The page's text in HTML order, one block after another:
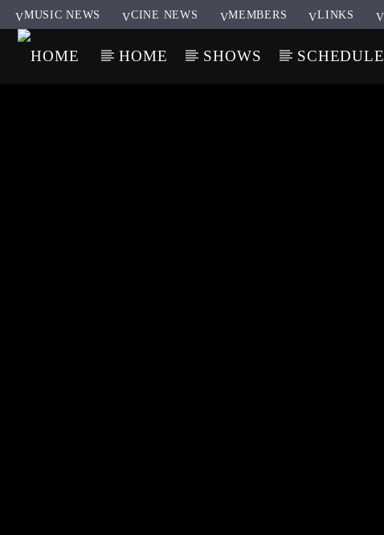
MUSIC NEWS CINE NEWS MEMBERS LINKS
HOME SHOWS SCHEDULE